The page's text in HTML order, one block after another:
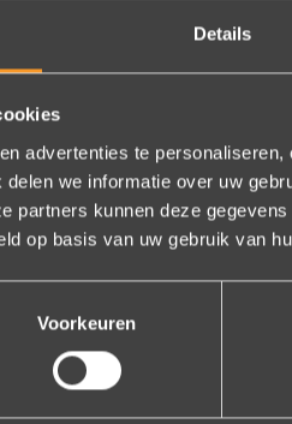
Details
advertenties te
we informatie over uw
partners kunnen deze
op basis van uw gebruik van
Voorkeuren
de ringen zijn prachtig
waren op tijd klaar. Kan niet anders
Ennio Drost